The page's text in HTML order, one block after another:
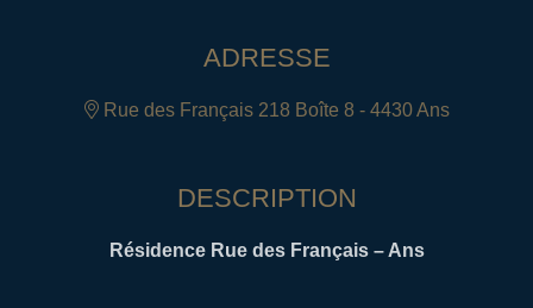
ADRESSE
Rue des Français 218 Boîte 8 - 4430 Ans
DESCRIPTION
Résidence Rue des Français – Ans